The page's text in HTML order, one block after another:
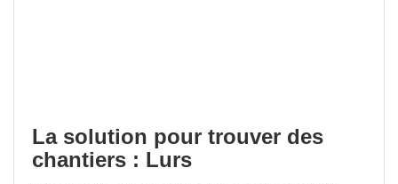
La solution pour trouver des
chantiers : Lurs